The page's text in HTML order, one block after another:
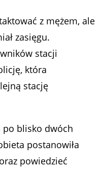
z mężem, ale
zasięgu.
stacji
która
stację
po blisko dwóch
postanowiła
powiedzieć